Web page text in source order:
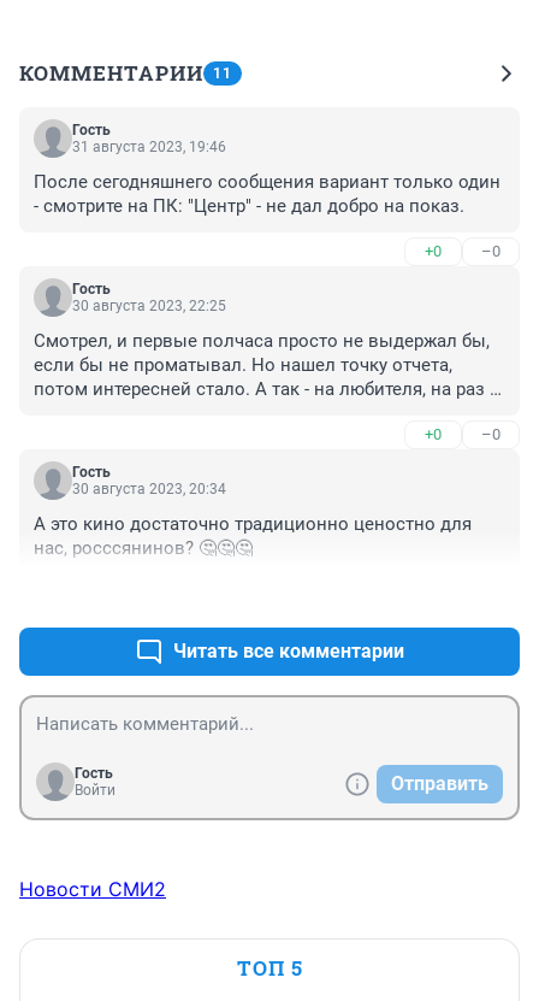
КОММЕНТАРИИ 11
Гость
31 августа 2023, 19:46
После сегодняшнего сообщения вариант только один
- смотрите на ПК: "Центр" - не дал добро на показ.
+0 –0
Гость
30 августа 2023, 22:25
Смотрел, и первые полчаса просто не выдержал бы,
если бы не проматывал. Но нашел точку отчета,
потом интересней стало. А так - на любителя, на раз -
скороговорки про женскую логику, ближе к финалу.
+0 –0
Гость
30 августа 2023, 20:34
А это кино достаточно традиционно ценостно для
нас, росссянинов? 🤔🤔🤔
Читать все комментарии
Гость
Войти
Отправить
Новости СМИ2
ТОП 5